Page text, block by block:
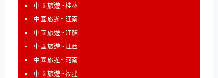
中國旅遊~桂林
中國旅遊~江南
中國旅遊~江蘇
中國旅遊~江西
中國旅遊~河南
中國旅遊~福建